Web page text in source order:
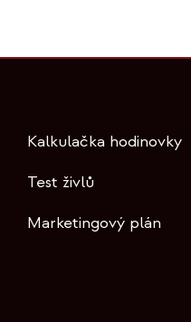
Kalkulačka hodinovky
Test živlů
Marketingový plán